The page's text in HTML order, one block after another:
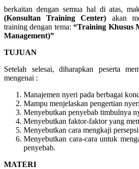
berkaitan dengan semua hal di atas,
(Konsultan Training Center) akan
training dengan tema:“Training Khusus
Management)”
TUJUAN
Setelah selesai, diharapkan peserta
mengenai :
Manajemen nyeri pada berbagai
Mampu menjelaskan pengertian
Menyebutkan penyebab timbulnya
Menyebutkan faktor-faktor yang
Menyebutkan cara mengkaji
Menyebutkan cara-cara untuk
penyebab.
MATERI